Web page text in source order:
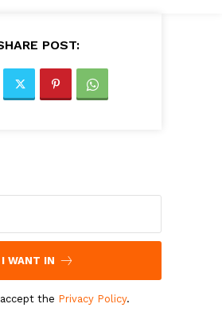
POST:
I WANT IN
the Privacy Policy.